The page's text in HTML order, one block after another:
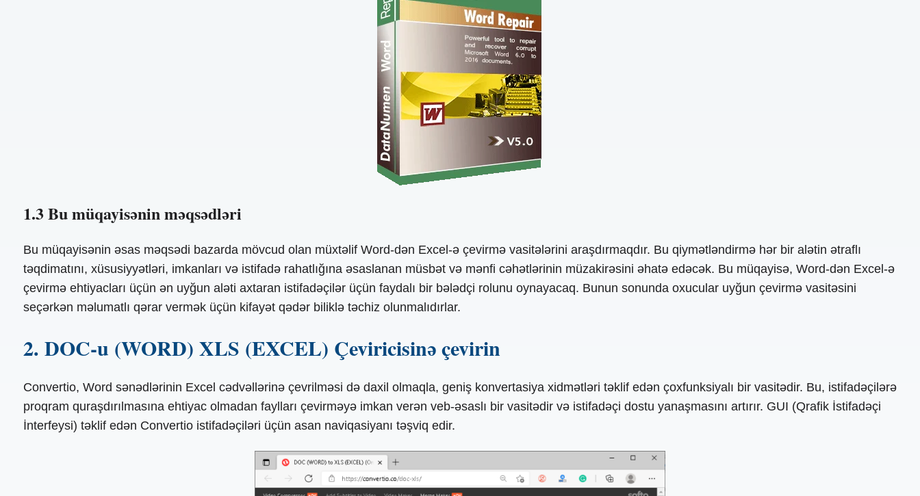
1.3 Bu müqayisənin məqsədləri
Bu müqayisənin əsas məqsədi bazarda mövcud olan müxtəlif Word-dən Excel-ə çevirmə vasitələrini araşdırmaqdır. Bu qiymətləndirmə hər bir alətin ətraflı
təqdimatını, xüsusiyyətləri, imkanları və istifadə rahatlığına əsaslanan müsbət və mənfi cəhətlərinin müzakirəsini əhatə edəcək. Bu müqayisə, Word-dən Excel-ə
çevirmə ehtiyacları üçün ən uyğun aləti axtaran istifadəçilər üçün faydalı bir bələdçi rolunu oynayacaq. Bunun sonunda oxucular uyğun çevirmə vasitəsini
seçərkən məlumatlı qərar vermək üçün kifayət qədər biliklə təchiz olunmalıdırlar.
2. DOC-u (WORD) XLS (EXCEL) Çeviricisinə çevirin
Convertio, Word sənədlərinin Excel cədvəllərinə çevrilməsi də daxil olmaqla, geniş konvertasiya xidmətləri təklif edən çoxfunksiyalı bir vasitədir. Bu, istifadəçilərə
proqram quraşdırılmasına ehtiyac olmadan faylları çevirməyə imkan verən veb-əsaslı bir vasitədir və istifadəçi dostu yanaşmasını artırır. GUI (Qrafik İstifadəçi
İnterfeysi) təklif edən Convertio istifadəçiləri üçün asan naviqasiyanı təşviq edir.